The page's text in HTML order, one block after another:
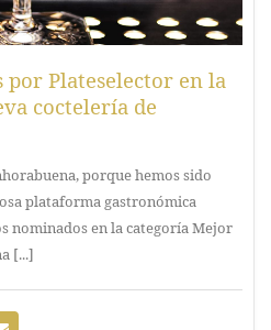
por Plateselector en la
coctelería de
porque hemos sido
plataforma gastronómica
nominados en la categoría Mejor
[...]